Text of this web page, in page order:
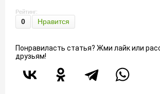
Рейтинг:
0 Нравится
Понравиласть статья? Жми лайк или
друзьям!